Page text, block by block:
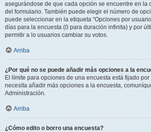
asegurándose de que cada opción se encuentre en la
del formulario. También puede elegir el número de
puede seleccionar en la etiqueta “Opciones por
días para la encuesta (0 para duración infinita) y por
permitir a lo usuarios cambiar su votos.
Arriba
¿Por qué no se puede añadir más opciones a la
El límite para opciones de una encuesta está fijado
necesita añadir más opciones a la encuesta,
Administración.
Arriba
¿Cómo edito o borro una encuesta?